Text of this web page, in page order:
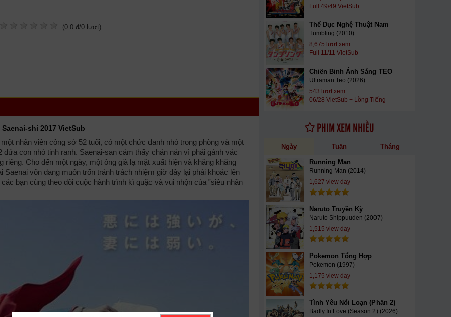
(0.0 đ/0 lượt)
shi 2017 VietSub
nhân viên công sở 52 tuổi, có một chức danh nhỏ trong phòng và một
con nhỏ tinh ranh. Saenai-san cảm thấy chán nản vì phải gánh vác
Cho đến một ngày, một ông già lạ mặt xuất hiện và khăng khăng
vốn đang muốn trốn tránh trách nhiệm giờ đây lại phải khoác lên
bạn cùng theo dõi cuộc hành trình kì quặc và vui nhộn của ‟siêu nhân
Full 49/49 VietSub
Thể Dục Nghệ Thuật Nam
Tumbling (2010)
8,675 lượt xem
Full 11/11 VietSub
Chiến Binh Ánh Sáng TEO
Ultraman Teo (2026)
543 lượt xem
06/28 VietSub + Lồng Tiếng
PHIM XEM NHIỀU
Ngày Tuần Tháng
Running Man
Running Man (2014)
1,627 view day
Naruto Truyền Kỳ
Naruto Shippuuden (2007)
1,515 view day
Pokemon Tổng Hợp
Pokemon (1997)
1,175 view day
Tình Yêu Nổi Loạn (Phần 2)
Badly In Love (Season 2) (2026)